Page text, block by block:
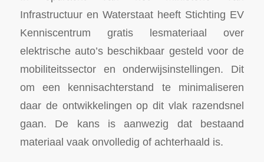
Infrastructuur en Waterstaat heeft Stichting EV
Kenniscentrum gratis lesmateriaal over
elektrische auto’s beschikbaar gesteld voor de
mobiliteitssector en onderwijsinstellingen. Dit
om een kennisachterstand te minimaliseren
daar de ontwikkelingen op dit vlak razendsnel
gaan. De kans is aanwezig dat bestaand
materiaal vaak onvolledig of achterhaald is.